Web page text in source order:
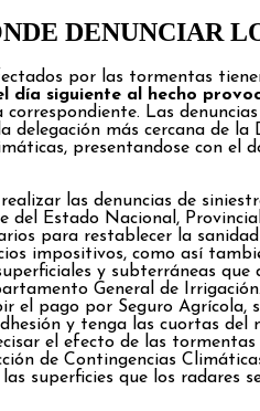
DENUNCIAR
por las tormentas
día siguiente al hecho
Las denuncias
delegación más cercana de la
presentandose con el
las denuncias de
del Estado Nacional,
para restablecer la
impositivos, como así
y subterráneas que
General de
el pago por Seguro Agrícola,
y tenga las cuortas del
el efecto de las tormentas
de Contingencias
superficies que los radares